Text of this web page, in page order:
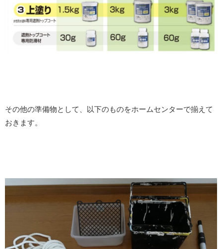
その他の準備物として、以下のものをホームセンターで揃えて
おきます。